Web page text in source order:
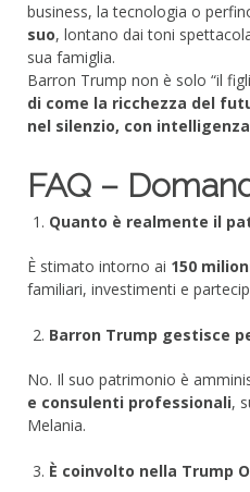
business, la tecnologia o
suo, lontano dai toni
sua famiglia.
Barron Trump non è solo “il
di come la ricchezza del
nel silenzio, con
FAQ –
Quanto è realmente il
È stimato intorno ai 150
familiari, investimenti e
Barron Trump gestisce
No. Il suo patrimonio è
e consulenti professionali,
Melania.
È coinvolto nella Trump